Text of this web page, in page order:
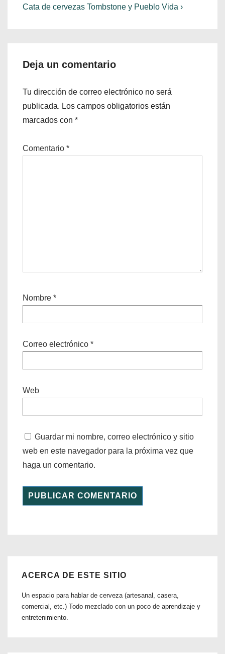
Navegación
La
Cata de cervezas Tombstone y Pueblo Vida ›
Deja un comentario
Tu dirección de correo electrónico no será
publicada. Los campos obligatorios están
marcados con *
Comentario *
Nombre *
Correo electrónico *
Web
Guardar mi nombre, correo electrónico y sitio
web en este navegador para la próxima vez que
haga un comentario.
ACERCA DE ESTE SITIO
Un espacio para hablar de cerveza (artesanal, casera,
comercial, etc.) Todo mezclado con un poco de aprendizaje y
entretenimiento.